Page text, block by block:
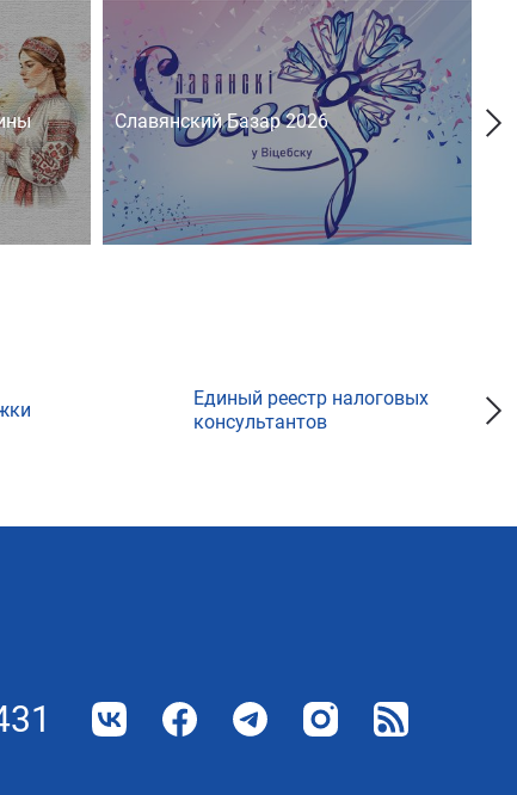
Славянский Базар 2026
Единый реестр налоговых
консультантов